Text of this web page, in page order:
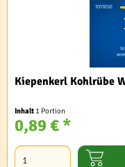
Kiepenkerl Kohlrübe
Inhalt 1 Portion
0,89 € *